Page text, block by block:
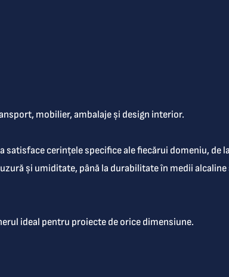
mobilier, ambalaje și design interior.
satisface cerințele specifice ale fiecărui domeniu, de la
și umiditate, până la durabilitate în medii alcaline
ideal pentru proiecte de orice dimensiune.